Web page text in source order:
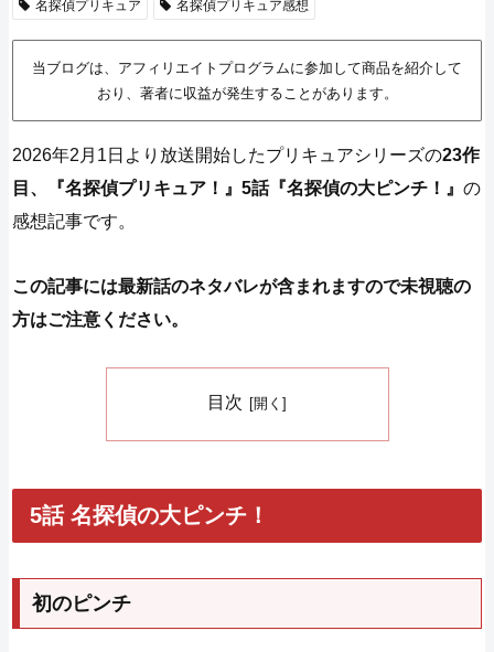
名探偵プリキュア
名探偵プリキュア感想
当ブログは、アフィリエイトプログラムに参加して商品を紹介して
おり、著者に収益が発生することがあります。
2026年2月1日より放送開始したプリキュアシリーズの23作
目、『名探偵プリキュア！』5話『名探偵の大ピンチ！』の
感想記事です。
この記事には最新話のネタバレが含まれますので未視聴の
方はご注意ください。
目次
5話 名探偵の大ピンチ！
初のピンチ